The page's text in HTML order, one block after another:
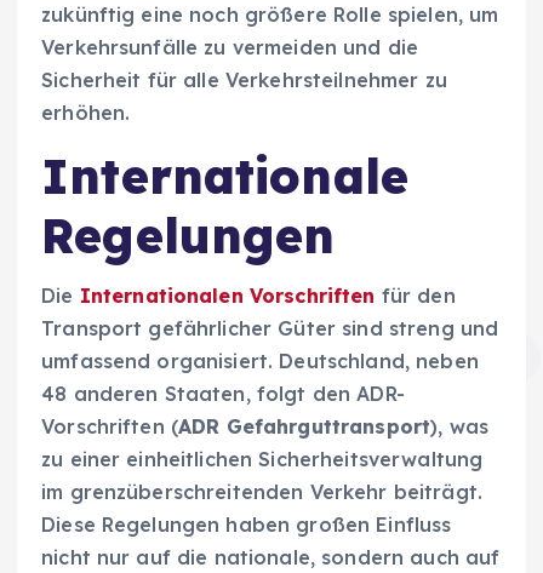
zukünftig eine noch größere Rolle spielen, um
Verkehrsunfälle zu vermeiden und die
Sicherheit für alle Verkehrsteilnehmer zu
erhöhen.
Internationale
Regelungen
Die Internationalen Vorschriften für den
Transport gefährlicher Güter sind streng und
umfassend organisiert. Deutschland, neben
48 anderen Staaten, folgt den ADR-
Vorschriften (ADR Gefahrguttransport), was
zu einer einheitlichen Sicherheitsverwaltung
im grenzüberschreitenden Verkehr beiträgt.
Diese Regelungen haben großen Einfluss
nicht nur auf die nationale, sondern auch auf